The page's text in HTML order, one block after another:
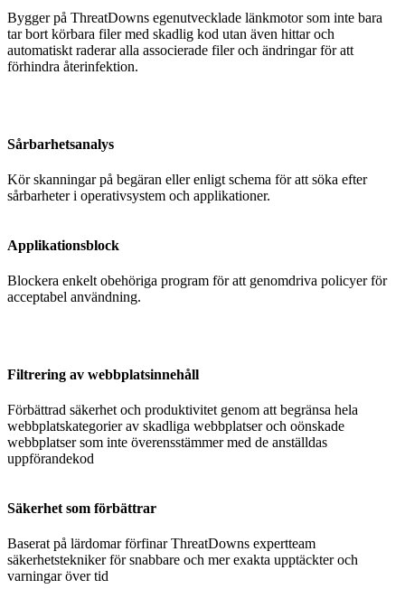
Bygger på ThreatDowns egenutvecklade länkmotor som inte bara
tar bort körbara filer med skadlig kod utan även hittar och
automatiskt raderar alla associerade filer och ändringar för att
förhindra återinfektion.
Sårbarhetsanalys
Kör skanningar på begäran eller enligt schema för att söka efter
sårbarheter i operativsystem och applikationer.
Applikationsblock
Blockera enkelt obehöriga program för att genomdriva policyer för
acceptabel användning.
Filtrering av webbplatsinnehåll
Förbättrad säkerhet och produktivitet genom att begränsa hela
webbplatskategorier av skadliga webbplatser och oönskade
webbplatser som inte överensstämmer med de anställdas
uppförandekod
Säkerhet som förbättrar
Baserat på lärdomar förfinar ThreatDowns expertteam
säkerhetstekniker för snabbare och mer exakta upptäckter och
varningar över tid